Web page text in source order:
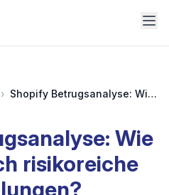
› Shopify Betrugsanalyse: Wie überprüfe ich risikoreiche Bestellungen?
Wie
risikoreiche